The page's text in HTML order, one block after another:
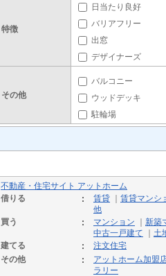
特徴
日当たり良好
バリアフリー
出窓
デザイナーズ
その他
バルコニー
ウッドデッキ
駐輪場
不動産・住宅サイト アットホーム
借りる
賃貸 賃貸マンシ
他
買う
マンション 新築
中古一戸建て
土
建てる
注文住宅
その他
アットホーム加盟
ラリー